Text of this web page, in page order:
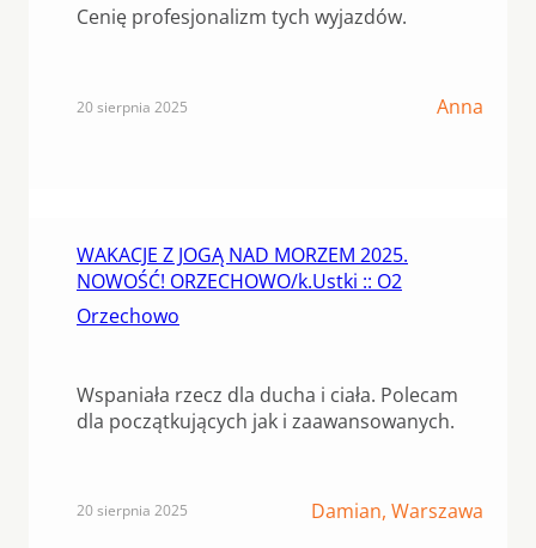
Cenię profesjonalizm tych wyjazdów.
20 sierpnia 2025 Anna
WAKACJE Z JOGĄ NAD MORZEM 2025.
NOWOŚĆ! ORZECHOWO/k.Ustki :: O2
Orzechowo
Wspaniała rzecz dla ducha i ciała. Polecam
dla początkujących jak i zaawansowanych.
20 sierpnia 2025 Damian, Warszawa